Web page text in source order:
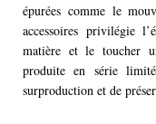
épurées comme le
accessoires privilégie
matière et le toucher
produite en série
surproduction et de